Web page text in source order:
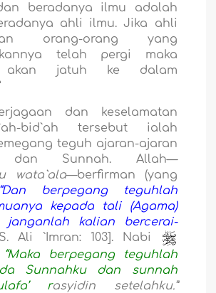
beradanya ilmu adalah
ahli ilmu. Jika ahli
orang-orang yang
telah pergi maka
akan jatuh ke dalam
dan keselamatan
bid`ah tersebut ialah
teguh ajaran-ajaran
dan Sunnah. Allah—
wata`ala—berfirman (yang
“Dan berpegang teguhlah
kepada tali (Agama)
kalian bercerai-
Ali `Imran: 103]. Nabi
“Maka berpegang teguhlah
Sunnahku dan sunnah
rasyidin setelahku.”